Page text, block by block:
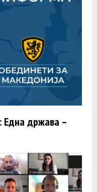
Една држава –